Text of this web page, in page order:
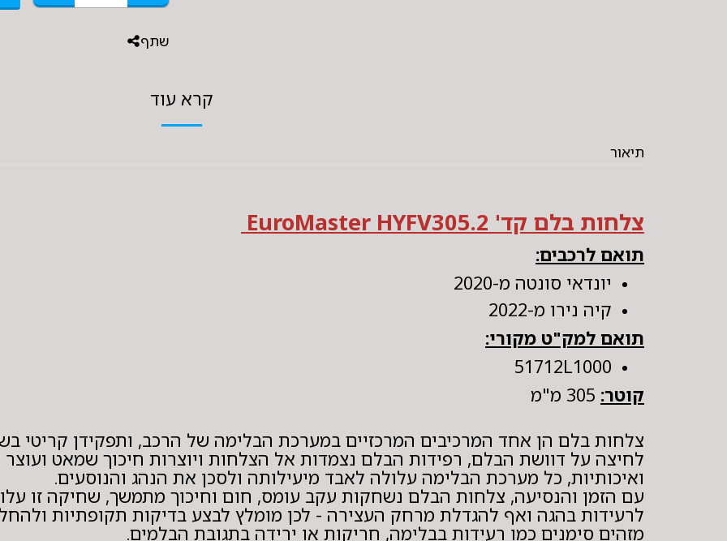
שתף
קרא עוד
תיאור
צלחות בלם קד' EuroMaster HYFV305.2
תואם לרכבים:
יונדאי סונטה מ-2020
קיה נירו מ-2022
תואם למק"ט מקורי:
51712L1000
קוטר:
צלחות בלם הן אחד המרכיבים המרכזיים במערכת הבלימה של הרכב, ותפקידן קריטי
לחיצה על דוושת הבלם, רפידות הבלם נצמדות אל הצלחות ויוצרות חיכוך שמאט
ואיכותיות, כל מערכת הבלימה עלולה לאבד מיעילותה ולסכן את הנהג והנוסעים.
עם הזמן והנסיעה, צלחות הבלם נשחקות עקב עומס, חום וחיכוך מתמשך, שחיקה זו
לרעידות בהגה ואף להגדלת מרחק העצירה - לכן מומלץ לבצע בדיקות תקופתיות
מזהים סימנים כמו רעידות בבלימה, חריקות או ירידה בתגובת הבלמים.